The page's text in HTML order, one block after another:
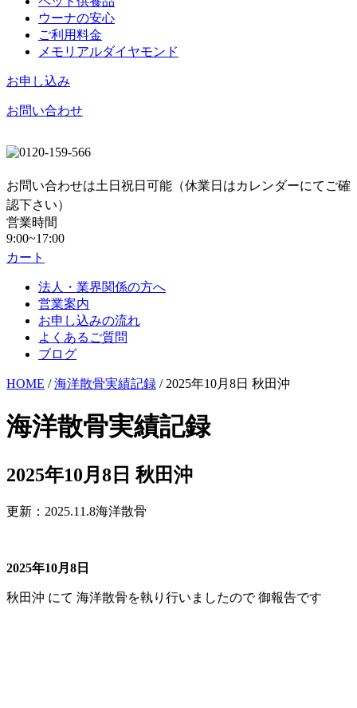
ウーナの安心
ご利用料金
メモリアルダイヤモンド
お申し込み
お問い合わせ
お問い合わせは土日祝日可能（休業日はカレンダーにてご確
認下さい）
営業時間
9:00~17:00
カート
法人・業界関係の方へ
営業案内
お申し込みの流れ
よくあるご質問
ブログ
HOME /海洋散骨実績記録 / 2025年10月8日 秋田沖
海洋散骨実績記録
2025年10月8日 秋田沖
更新：2025.11.8海洋散骨
2025年10月8 日
秋田沖 にて 海洋散骨を執り行いましたので 御報告です